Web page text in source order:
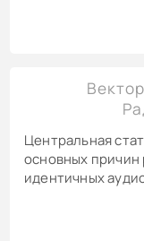
Центральная
основных причин
идентичных